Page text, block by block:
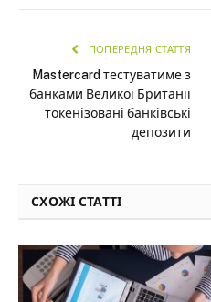
ПОПЕРЕДНЯ СТАТТЯ
Mastercard тестуватиме з
банками Великої Британії
токенізовані банківські
депозити
СХОЖІ СТАТТІ